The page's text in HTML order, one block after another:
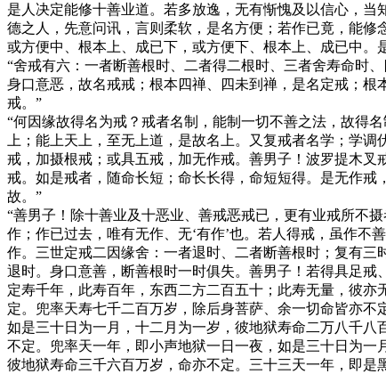
是人决定能修十善业道。若多放逸，无有惭愧及以信心，
德之人，先意问讯，言则柔软，是名方便；若作已竟，能
或方便中、根本上、成已下，或方便下、根本上、成已中
“舍戒有六：一者断善根时、二者得二根时、三者舍寿命时
身口意恶，故名戒戒；根本四禅、四未到禅，是名定戒；
戒。”
“何因缘故得名为戒？戒者名制，能制一切不善之法，故得
上；能上天上，至无上道，是故名上。又复戒者名学；学
戒，加摄根戒；或具五戒，加无作戒。善男子！波罗提木
戒。如是戒者，随命长短；命长长得，命短短得。是无作
故。”
“善男子！除十善业及十恶业、善戒恶戒已，更有业戒所不
作；作已过去，唯有无作、无‘有作’也。若人得戒，虽作
作。三世定戒二因缘舍：一者退时、二者断善根时；复有
退时。身口意善，断善根时一时俱失。善男子！若得具足
定寿千年，此寿百年，东西二方二百五十；此寿无量，彼
定。兜率天寿七千二百万岁，除后身菩萨、余一切命皆亦
如是三十日为一月，十二月为一岁，彼地狱寿命二万八千
不定。兜率天一年，即小声地狱一日一夜，如是三十日为
彼地狱寿命三千六百万岁，命亦不定。三十三天一年，即